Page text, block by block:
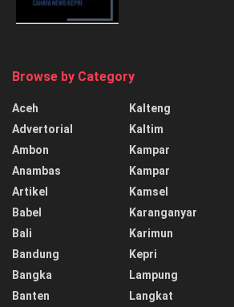
Browse by Category
Aceh
Advertorial
Ambon
Anambas
Artikel
Babel
Bali
Bandung
Bangka
Banten
Kalteng
Kaltim
Kampar
Kampar
Kamsel
Karanganyar
Karimun
Kepri
Lampung
Langkat